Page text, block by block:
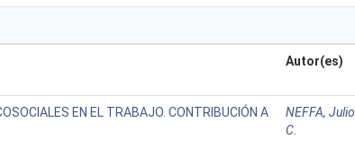
Autor(es)
EN EL TRABAJO. CONTRIBUCIÓN A
NEFFA, Julio
C.